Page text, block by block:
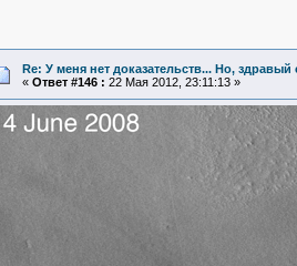
Re: У меня нет доказательств... Но,
« Ответ #146 : 22 Мая 2012, 23:11:13 »